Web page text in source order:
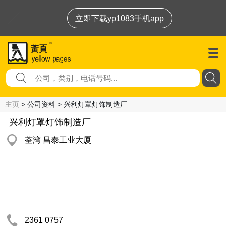
立即下载yp1083手机app
主页 > 公司资料 > 兴利灯罩灯饰制造厂
兴利灯罩灯饰制造厂
荃湾 昌泰工业大厦
2361 0757